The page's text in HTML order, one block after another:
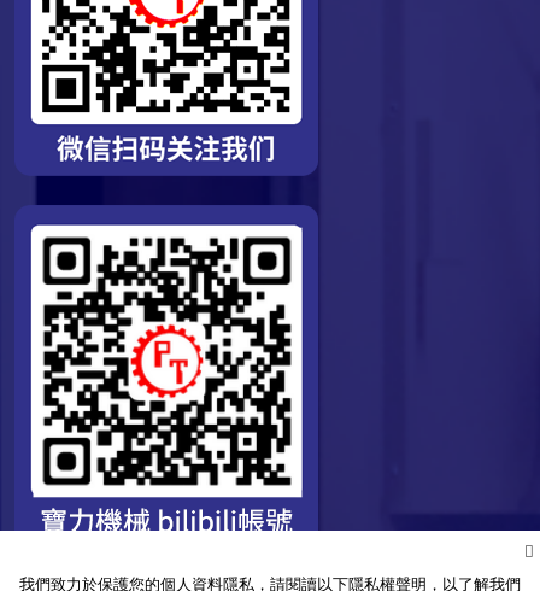
我們致力於保護您的個人資料隱私，請閱讀以下隱私權聲明，以了解我們